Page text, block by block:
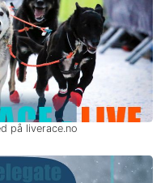
på liverace.no